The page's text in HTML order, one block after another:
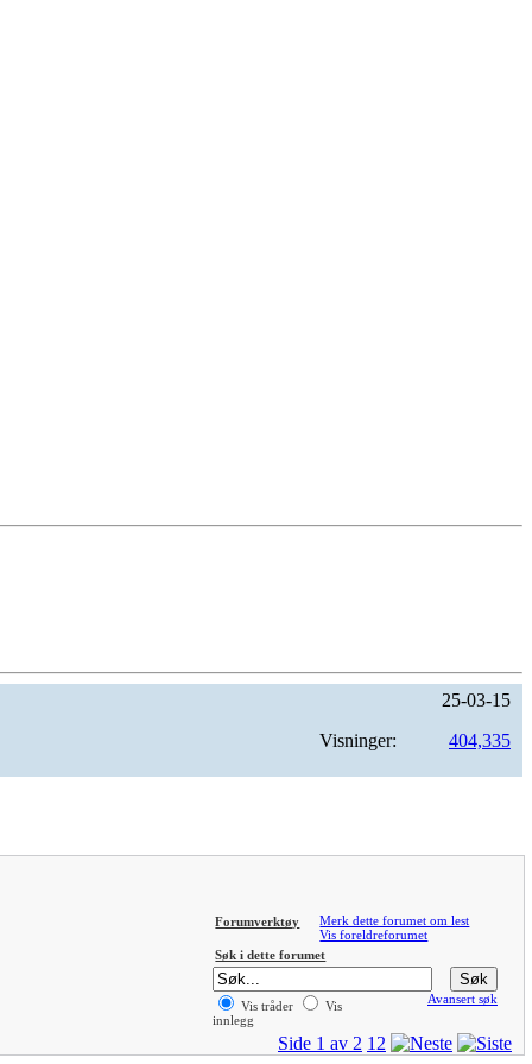
25-03-15
Visninger:
404,335
Forumverktøy
Merk dette forumet om lest
Vis foreldreforumet
Søk i dette forumet
Vis tråder
Vis
innlegg
Avansert søk
Side 1 av 2 1 2